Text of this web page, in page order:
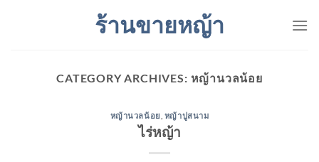
ร้านขายหญ้า
CATEGORY ARCHIVES: หญ้านวลน้อย
หญ้านวลน้อย หญ้าปูสนาม
ไร่หญ้า